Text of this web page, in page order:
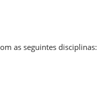
as seguintes disciplinas: